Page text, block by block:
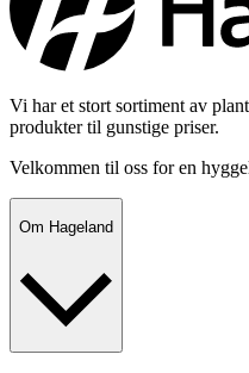
Vi har et stort sortiment av
produkter til gunstige priser.
Velkommen til oss for en
Om Hageland